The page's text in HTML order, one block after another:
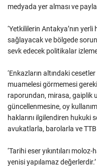
medyada yer alması ve
‘Yetkililerin Antakya’nın
sağlayacak ve bölgede
sevk edecek politikalar
‘Enkazların altındaki
muamelesi görmemesi
raporundan, mirasa, gaiplik
güncellenmesine, oy
haklarını ilgilendiren hukuki
avukatlarla, barolarla ve TTB
‘Tarihi eser yıkıntıları
yenisi yapılamaz değerlerdir.’